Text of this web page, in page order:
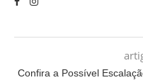
Confira a Possível